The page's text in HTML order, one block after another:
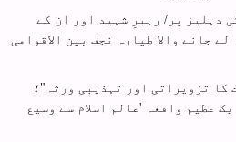
دہلیز پر/ رہبرِ شہید اور ان کے
جانے والا طیارہ نجف بین الاقوامی
کا تزویراتی اور تہذیبی ورثہ"؛
عظیم واقعہ 'عالم اسلام سے وسیع